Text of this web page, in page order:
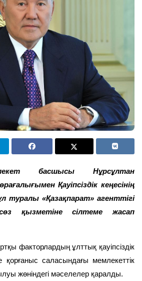
басшысы Нұрсұлтан
Қауіпсіздік кеңесінің
«Қазақпарат» агенттігі
қызметіне сілтеме жасап
факторлардың ұлттық қауіпсіздік
қорғаныс саласындағы мемлекеттік
жөніндегі мәселелер қаралды.